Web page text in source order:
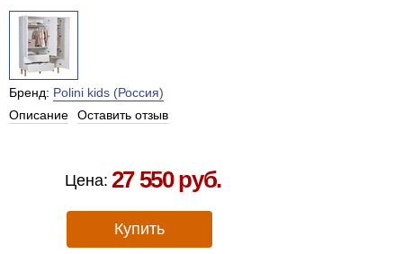
Бренд: Polini kids (Россия)
Описание
Оставить отзыв
Цена: 27 550 руб.
Купить